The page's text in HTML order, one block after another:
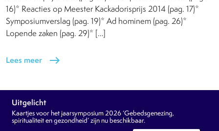
16)* Reacties op Meester Kackadorisprijs 2014 (pag. 17)*
Symposiumverslag (pag. 19)* Ad hominem (pag. 26)*
Lopende zaken (pag. 29)* […]
Lees meer east
Uitgelicht
Kaartjes voor het jaarsymposium 2026 ‘Gebedsgenezing,
spiritualiteit en gezondheid’ zijn nu beschikbaar.